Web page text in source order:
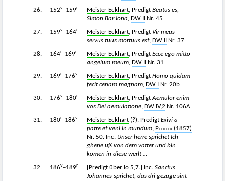
26. 152v−159r Meister Eckhart, Predigt Beatus es,
Simon Bar Iona, DW II Nr. 45
27. 159v−164r Meister Eckhart, Predigt Vir meus
servus tuus mortuus est, DW II Nr. 37
28. 164r−169r Meister Eckhart, Predigt Ecce ego mitto
angelum meum, DW II Nr. 31
29. 169r−176v Meister Eckhart, Predigt Homo quidam
fecit cenam magnam, DW I Nr. 20b
30. 176v−180r Meister Eckhart, PredigtAemulor enim
vos Dei aemulatione, DW IV,2 Nr. 106A
31. 180r−186v Meister Eckhart (?), Predigt Exivi a
patre et veni in mundum, Pfeiffer (1857)
Nr. 50. Inc. Unser herre sprichet Ich
ghene uß von dem vatter und bin
komen in diese werlt …
32. 186v−189r [Predigt über Io 5,7.] Inc. Sanctus
Johannes sprichet, das dri gezuge sint